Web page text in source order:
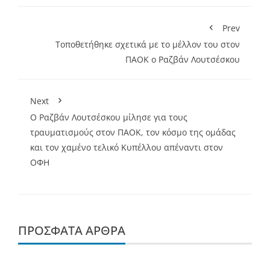
Prev
Τοποθετήθηκε σχετικά με το μέλλον του στον
ΠΑΟΚ ο Ραζβάν Λουτσέσκου
Next
Ο Ραζβάν Λουτσέσκου μίλησε για τους
τραυματισμούς στον ΠΑΟΚ, τον κόσμο της ομάδας
και τον χαμένο τελικό Κυπέλλου απέναντι στον
ΟΦΗ
ΠΡΌΣΦΑΤΑ ΆΡΘΡΑ